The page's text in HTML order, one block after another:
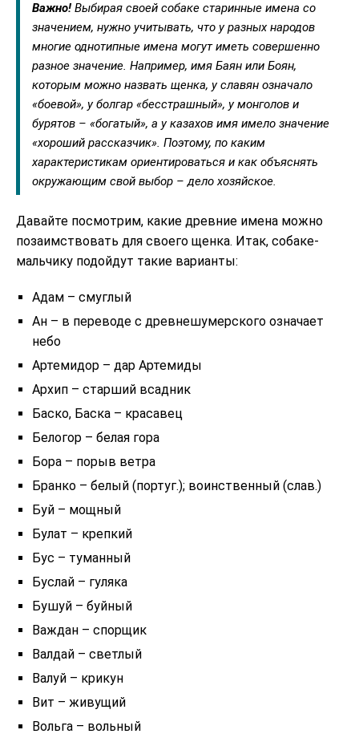
Важно!Выбирая своей собаке старинные имена со
значением, нужно учитывать, что у разных народов
многие однотипные имена могут иметь совершенно
разное значение. Например, имя Баян или Боян,
которым можно назвать щенка, у славян означало
«боевой», у болгар «бесстрашный», у монголов и
бурятов – «богатый», а у казахов имя имело значение
«хороший рассказчик». Поэтому, по каким
характеристикам ориентироваться и как объяснять
окружающим свой выбор – дело хозяйское.
Давайте посмотрим, какие древние имена можно
позаимствовать для своего щенка. Итак, собаке-
мальчику подойдут такие варианты:
Адам – смуглый
Ан – в переводе с древнешумерского означает
небо
Артемидор – дар Артемиды
Архип – старший всадник
Баско, Баска – красавец
Белогор – белая гора
Бора – порыв ветра
Бранко – белый (португ.); воинственный (слав.)
Буй – мощный
Булат – крепкий
Бус – туманный
Буслай – гуляка
Бушуй – буйный
Важдан – спорщик
Валдай – светлый
Валуй – крикун
Вит – живущий
Вольга – вольный